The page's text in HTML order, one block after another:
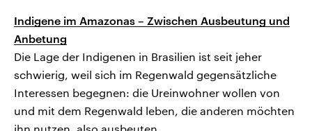
Indigene im Amazonas – Zwischen Ausbeutung und
Anbetung
Die Lage der Indigenen in Brasilien ist seit jeher
schwierig, weil sich im Regenwald gegensätzliche
Interessen begegnen: die Ureinwohner wollen von
und mit dem Regenwald leben, die anderen möchten